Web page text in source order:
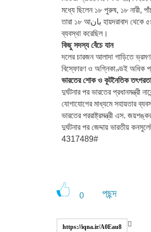
মধ্যে ছিলেন ১৮ পুরুষ, ১৮ নারী,
তারা ১৮ আبان হায়দরাবাদ থেকে ৫৪ জনের একটি বড় দলে জেদ্দায় পৌঁছান। ব্যক্তিগত ট্রাভেল এজেন্সি Fly Zone এবং Makkah Hajj তাদের ওমরাহ যাত্রার
ব্যবস্থা করেছিল।
কিছু সদস্য বেঁচে যান
দলের চারজন আলাদা গাড়িতে
বিস্ফোরণ ও অগ্নিকাণ্ডই অধিক
ভারতের শোক ও কূটনৈতিক তৎপরতা
দুর্ঘটনার পর ভারতের প্রধানমন্ত্রী
যোগাযোগের মাধ্যমে সহায়তার
ভারতের পররাষ্ট্রমন্ত্রী এস.
দুর্ঘটনার পর জেদ্দায় ভারতীয়
4317489#
0 পছন্দ
https://iqna.ir/A0Eau8